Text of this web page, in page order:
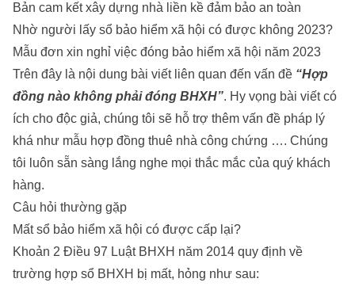
Bản cam kết xây dựng nhà liền kề đảm bảo an toàn
Nhờ người lấy sổ bảo hiểm xã hội có được không 2023?
Mẫu đơn xin nghỉ việc đóng bảo hiểm xã hội năm 2023
Trên đây là nội dung bài viết liên quan đến vấn đề “Hợp
đồng nào không phải đóng BHXH”. Hy vọng bài viết có
ích cho độc giả, chúng tôi sẽ hỗ trợ thêm vấn đề pháp lý
khá như mẫu hợp đồng thuê nhà công chứng …. Chúng
tôi luôn sẵn sàng lắng nghe mọi thắc mắc của quý khách
hàng.
Câu hỏi thường gặp
Mất sổ bảo hiểm xã hội có được cấp lại?
Khoản 2 Điều 97 Luật BHXH năm 2014 quy định về
trường hợp sổ BHXH bị mất, hỏng như sau: